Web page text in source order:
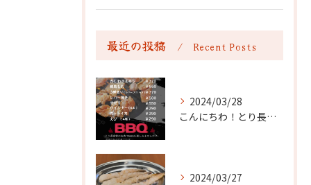
最近の投稿 Recent Posts
2024/03/28
こんにちわ！とり長食堂です！
2024/03/27